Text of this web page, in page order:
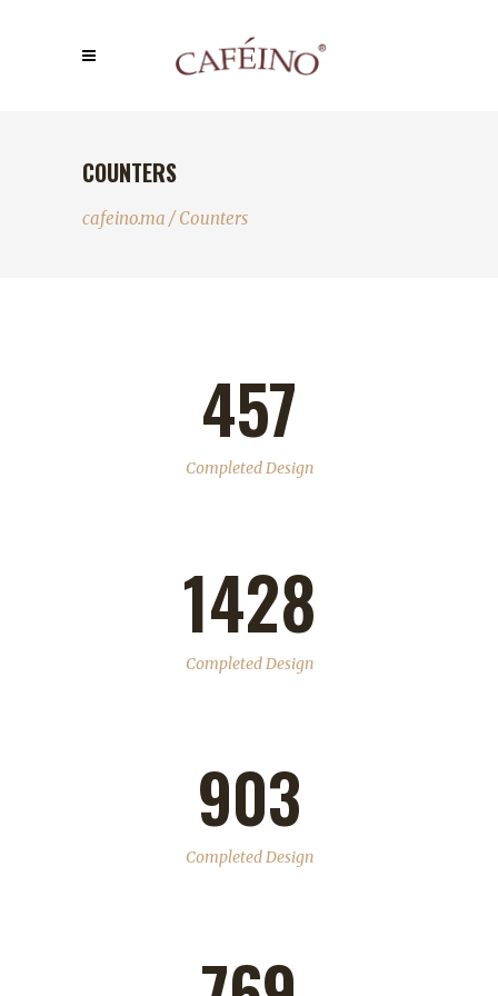
COUNTERS
cafeino.ma /Counters
457
Completed Design
1428
Completed Design
903
Completed Design